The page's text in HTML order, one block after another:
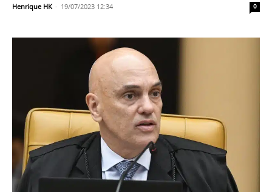
Henrique HK - 19/07/2023 12:34 0